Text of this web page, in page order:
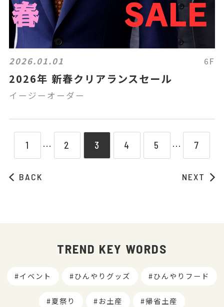
2026.01.01 6F
2026年 新春クリアランスセール
イージーオーダー
BACK
1 ⋯ 2 3 4 5 ⋯ 7
NEXT
TREND KEY WORDS
イベント ひんやりグッズ ひんやりフード
夏祭り お土産 帰省土産